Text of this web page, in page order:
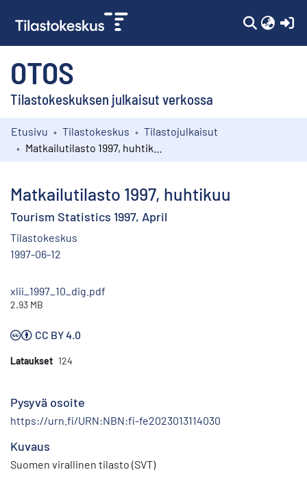
OTOS
Tilastokeskuksen julkaisut verkossa
Kokoelmat
Etusivu Tilastokeskus
Tilastojulkaisut
Matkailutilasto 1997, huhtikuu
Tourism Statistics 1997, April
Tilastokeskus
1997-06-12
xlii_1997_10_dig.pdf
2.93 MB
CC BY 4.0
Lataukset 124
Pysyvä osoite
https://urn.fi/URN:NBN:fi-fe2023013114030
Kuvaus
Suomen virallinen tilasto (SVT)